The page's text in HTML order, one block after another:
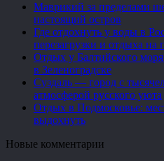
Маврикий за пределами
настоящий остров
Где отдохнуть у воды в
перезагрузки и отдыха на
Отдых у Балтийского
в Зеленоградске
Суздаль — город с
атмосферой русского уюта
Отдых в Подмосковье:
выдохнуть
Новые комментарии